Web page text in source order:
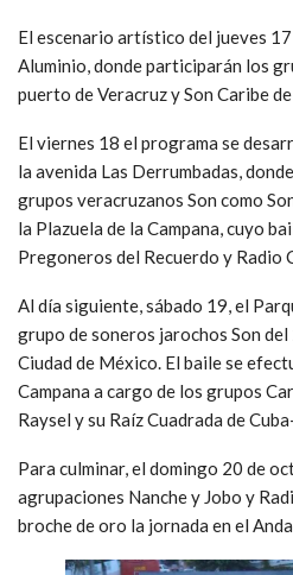
El escenario artístico del jueves
Aluminio, donde participarán los
puerto de Veracruz y Son Caribe
El viernes 18 el programa se
la avenida Las Derrumbadas,
grupos veracruzanos Son como
la Plazuela de la Campana, cuyo
Pregoneros del Recuerdo y Radio
Al día siguiente, sábado 19, el
grupo de soneros jarochos Son
Ciudad de México. El baile se
Campana a cargo de los grupos
Raysel y su Raíz Cuadrada de
Para culminar, el domingo 20 de
agrupaciones Nanche y Jobo y
broche de oro la jornada en el